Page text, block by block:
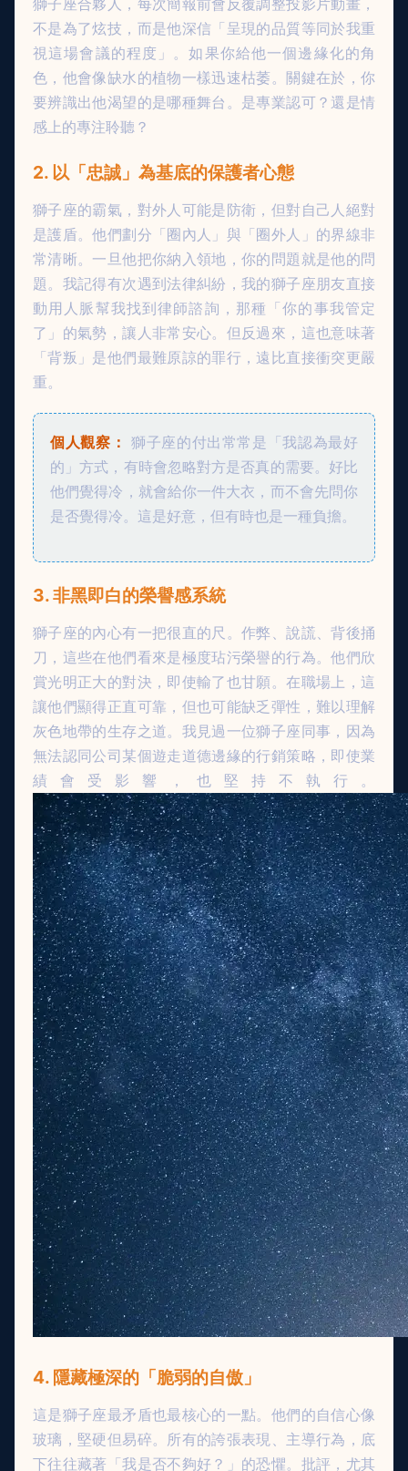
獅子座合夥人，每次簡報前會反覆調整投影片動畫，
不是為了炫技，而是他深信「呈現的品質等同於我重
視這場會議的程度」。如果你給他一個邊緣化的角
色，他會像缺水的植物一樣迅速枯萎。關鍵在於，你
要辨識出他渴望的是哪種舞台。是專業認可？還是情
感上的專注聆聽？
2. 以「忠誠」為基底的保護者心態
獅子座的霸氣，對外人可能是防衛，但對自己人絕對
是護盾。他們劃分「圈內人」與「圈外人」的界線非
常清晰。一旦他把你納入領地，你的問題就是他的問
題。我記得有次遇到法律糾紛，我的獅子座朋友直接
動用人脈幫我找到律師諮詢，那種「你的事我管定
了」的氣勢，讓人非常安心。但反過來，這也意味著
「背叛」是他們最難原諒的罪行，遠比直接衝突更嚴
重。
個人觀察： 獅子座的付出常常是「我認為最好
的」方式，有時會忽略對方是否真的需要。好比
他們覺得冷，就會給你一件大衣，而不會先問你
是否覺得冷。這是好意，但有時也是一種負擔。
3. 非黑即白的榮譽感系統
獅子座的內心有一把很直的尺。作弊、說謊、背後捅
刀，這些在他們看來是極度玷污榮譽的行為。他們欣
賞光明正大的對決，即使輸了也甘願。在職場上，這
讓他們顯得正直可靠，但也可能缺乏彈性，難以理解
灰色地帶的生存之道。我見過一位獅子座同事，因為
無法認同公司某個遊走道德邊緣的行銷策略，即使業
績會受影響，也堅持不執行。
4. 隱藏極深的「脆弱的自傲」
這是獅子座最矛盾也最核心的一點。他們的自信心像
玻璃，堅硬但易碎。所有的誇張表現、主導行為，底
下往往藏著「我是否不夠好？」的恐懼。批評，尤其